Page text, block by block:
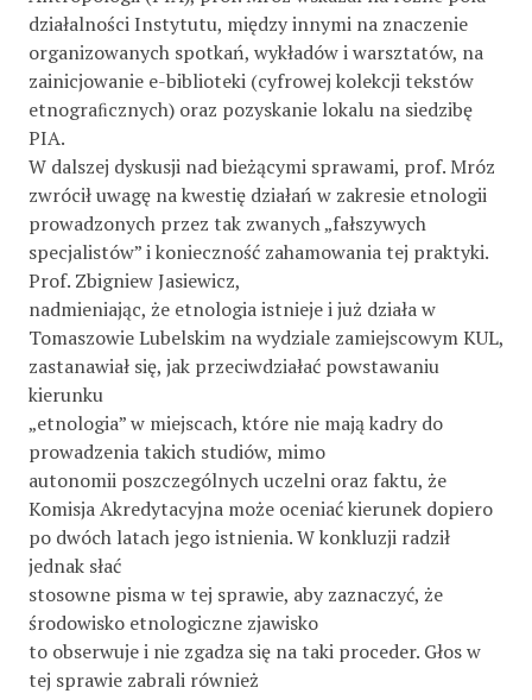
działalności Instytutu, między innymi na znaczenie
organizowanych spotkań, wykładów i warsztatów, na
zainicjowanie e-biblioteki (cyfrowej kolekcji tekstów
etnograﬁcznych) oraz pozyskanie lokalu na siedzibę
PIA.
W dalszej dyskusji nad bieżącymi sprawami, prof. Mróz
zwrócił uwagę na kwestię działań w zakresie etnologii
prowadzonych przez tak zwanych „fałszywych
specjalistów” i konieczność zahamowania tej praktyki.
Prof. Zbigniew Jasiewicz,
nadmieniając, że etnologia istnieje i już działa w
Tomaszowie Lubelskim na wydziale zamiejscowym KUL,
zastanawiał się, jak przeciwdziałać powstawaniu
kierunku
„etnologia” w miejscach, które nie mają kadry do
prowadzenia takich studiów, mimo
autonomii poszczególnych uczelni oraz faktu, że
Komisja Akredytacyjna może oceniać kierunek dopiero
po dwóch latach jego istnienia. W konkluzji radził
jednak słać
stosowne pisma w tej sprawie, aby zaznaczyć, że
środowisko etnologiczne zjawisko
to obserwuje i nie zgadza się na taki proceder. Głos w
tej sprawie zabrali również